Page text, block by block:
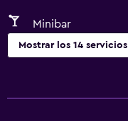
Minibar
Mostrar los 14 servicios
Mesa de billar